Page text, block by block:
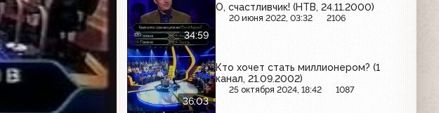
34:59
О, счастливчик! (НТВ, 24.11.2000)
20 июня 2022, 03:32 2106
36:03
Кто хочет стать миллионером? (1
канал, 21.09.2002)
25 октября 2024, 18:42 1087